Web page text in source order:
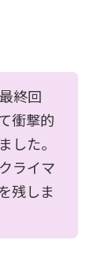
終回
衝撃的
した。
ライマ
残しま